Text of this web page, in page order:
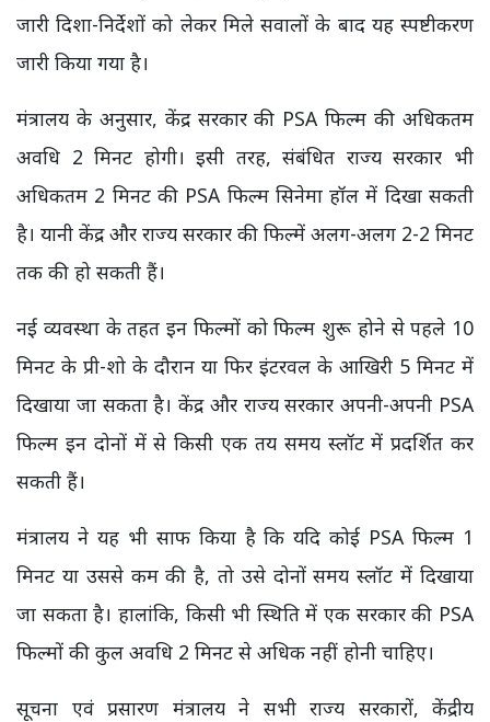
जारी दिशा-निर्देशों को लेकर मिले सवालों के बाद यह स्पष्टीकरण
जारी किया गया है।
मंत्रालय के अनुसार, केंद्र सरकार की PSA फिल्म की अधिकतम
अवधि 2 मिनट होगी। इसी तरह, संबंधित राज्य सरकार भी
अधिकतम 2 मिनट की PSA फिल्म सिनेमा हॉल में दिखा सकती
है। यानी केंद्र और राज्य सरकार की फिल्में अलग-अलग 2-2 मिनट
तक की हो सकती हैं।
नई व्यवस्था के तहत इन फिल्मों को फिल्म शुरू होने से पहले 10
मिनट के प्री-शो के दौरान या फिर इंटरवल के आखिरी 5 मिनट में
दिखाया जा सकता है। केंद्र और राज्य सरकार अपनी-अपनी PSA
फिल्म इन दोनों में से किसी एक तय समय स्लॉट में प्रदर्शित कर
सकती हैं।
मंत्रालय ने यह भी साफ किया है कि यदि कोई PSA फिल्म 1
मिनट या उससे कम की है, तो उसे दोनों समय स्लॉट में दिखाया
जा सकता है। हालांकि, किसी भी स्थिति में एक सरकार की PSA
फिल्मों की कुल अवधि 2 मिनट से अधिक नहीं होनी चाहिए।
सूचना एवं प्रसारण मंत्रालय ने सभी राज्य सरकारों, केंद्रीय